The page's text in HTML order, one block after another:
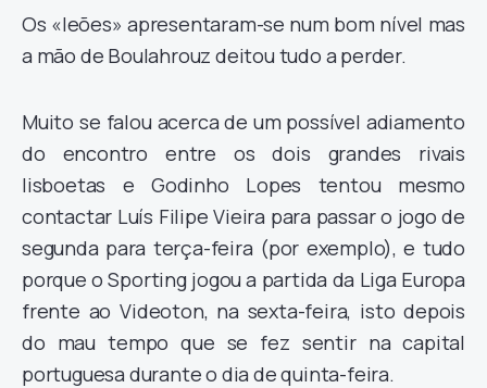
Os «leões» apresentaram-se num bom nível mas
a mão de Boulahrouz deitou tudo a perder.
Muito se falou acerca de um possível adiamento
do encontro entre os dois grandes rivais
lisboetas e Godinho Lopes tentou mesmo
contactar Luís Filipe Vieira para passar o jogo de
segunda para terça-feira (por exemplo), e tudo
porque o Sporting jogou a partida da Liga Europa
frente ao Videoton, na sexta-feira, isto depois
do mau tempo que se fez sentir na capital
portuguesa durante o dia de quinta-feira.